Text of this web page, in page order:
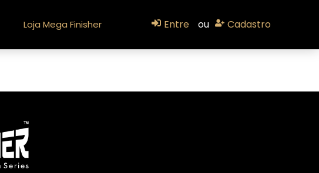
Loja Mega Finisher Entre ou Cadastro